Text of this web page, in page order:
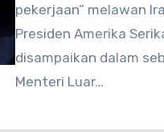
pekerjaan” melawan
Presiden Amerika
disampaikan dalam
Menteri Luar…